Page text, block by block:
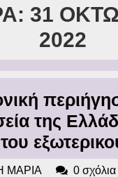
31
2022
της
του
ΜΑΡΙΑ ΓΚΙΝΗ0 σχόλια